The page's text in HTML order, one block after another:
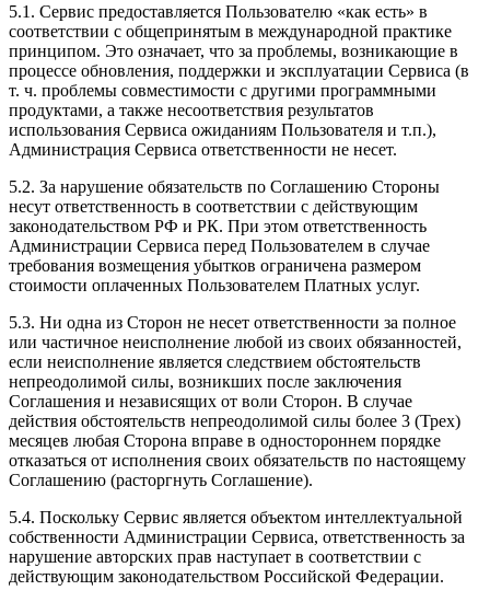
5.1. Сервис предоставляется Пользователю «как есть» в
соответствии с общепринятым в международной практике
принципом. Это означает, что за проблемы, возникающие в
процессе обновления, поддержки и эксплуатации Сервиса (в
т. ч. проблемы совместимости с другими программными
продуктами, а также несоответствия результатов
использования Сервиса ожиданиям Пользователя и т.п.),
Администрация Сервиса ответственности не несет.
5.2. За нарушение обязательств по Соглашению Стороны
несут ответственность в соответствии с действующим
законодательством РФ и РК. При этом ответственность
Администрации Сервиса перед Пользователем в случае
требования возмещения убытков ограничена размером
стоимости оплаченных Пользователем Платных услуг.
5.3. Ни одна из Сторон не несет ответственности за полное
или частичное неисполнение любой из своих обязанностей,
если неисполнение является следствием обстоятельств
непреодолимой силы, возникших после заключения
Соглашения и независящих от воли Сторон. В случае
действия обстоятельств непреодолимой силы более 3 (Трех)
месяцев любая Сторона вправе в одностороннем порядке
отказаться от исполнения своих обязательств по настоящему
Соглашению (расторгнуть Соглашение).
5.4. Поскольку Сервис является объектом интеллектуальной
собственности Администрации Сервиса, ответственность за
нарушение авторских прав наступает в соответствии с
действующим законодательством Российской Федерации.